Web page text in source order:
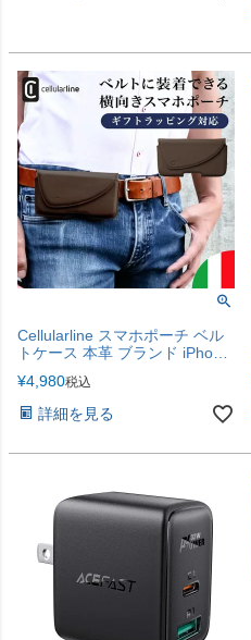
Cellularline スマホポーチ ベル
トケース 本革 ブランド iPhone
¥4,980税込
詳細を見る